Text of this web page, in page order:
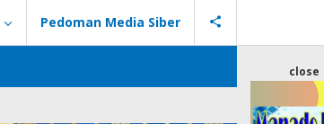
Pedoman Media Siber
close